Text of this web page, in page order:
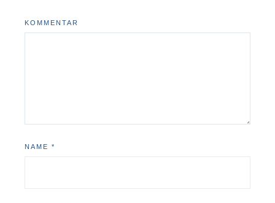
KOMMENTAR
NAME *